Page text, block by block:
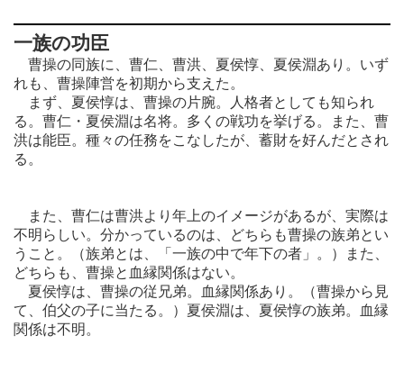
一族の功臣
曹操の同族に、曹仁、曹洪、夏侯惇、夏侯淵あり。いず
れも、曹操陣営を初期から支えた。
まず、夏侯惇は、曹操の片腕。人格者としても知られ
る。曹仁・夏侯淵は名将。多くの戦功を挙げる。また、曹
洪は能臣。種々の任務をこなしたが、蓄財を好んだとされ
る。
また、曹仁は曹洪より年上のイメージがあるが、実際は
不明らしい。分かっているのは、どちらも曹操の族弟とい
うこと。（族弟とは、「一族の中で年下の者」。）また、
どちらも、曹操と血縁関係はない。
夏侯惇は、曹操の従兄弟。血縁関係あり。（曹操から見
て、伯父の子に当たる。）夏侯淵は、夏侯惇の族弟。血縁
関係は不明。